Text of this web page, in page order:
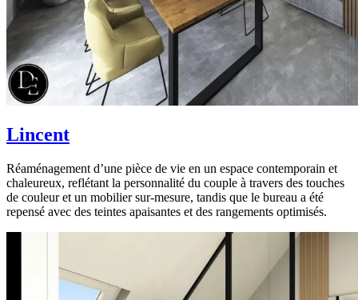
Lincent
Réaménagement d’une pièce de vie en un espace contemporain et
chaleureux, reflétant la personnalité du couple à travers des touches
de couleur et un mobilier sur-mesure, tandis que le bureau a été
repensé avec des teintes apaisantes et des rangements optimisés.